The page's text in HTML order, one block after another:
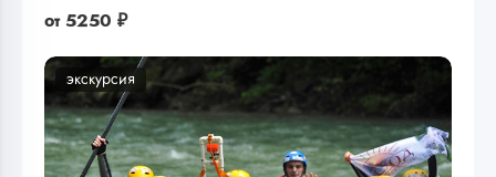
от 5250 ₽
экскурсия